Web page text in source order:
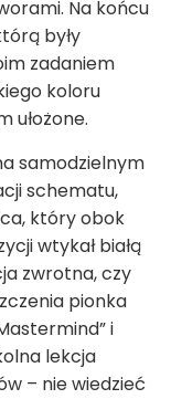
Na końcu
były
zadaniem
koloru
ułożone.
samodzielnym
schematu,
który obok
wtykał białą
zwrotna, czy
pionka
i
lekcja
– nie wiedzieć